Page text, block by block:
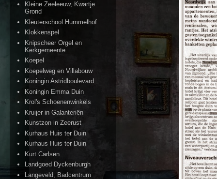
Kleine Zeeleeuw, Kwartje
Grond
Kleuterschool Hummelhof
Klokkenspel
Knipscheer Orgel en
Kerkgemeente
Koepel
Koepelweg en Villabouw
Koningin Astridboulevard
Koningin Emma Duin
Krol's Schoenenwinkels
Kruijer in Galanteriën
Kunstzon in Zeerust
Kurhaus Huis ter Duin
Kurhaus Huis ter Duin
Kurt Carlsen
Landgoed Dyckenburgh
Langeveld, Badcentrum